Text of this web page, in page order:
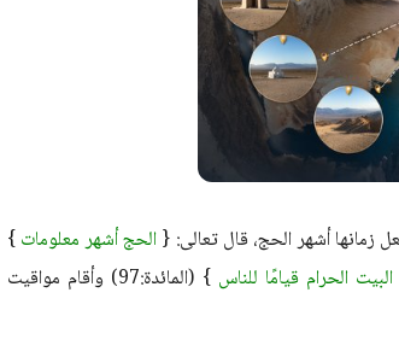
زمانها أشهر الحج، قال تعالى: {الحج أشهر معلومات}
الحرام قيامًا للناس
} (المائدة:97) وأقام مواقيت